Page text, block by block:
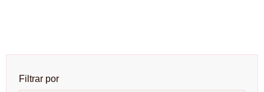
Filtrar por